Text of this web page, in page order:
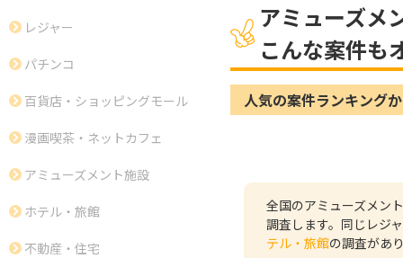
レジャー
パチンコ
百貨店・ショッピングモール
漫画喫茶・ネットカフェ
アミューズメント施設
ホテル・旅館
不動産・住宅
アミューズメ
こんな案件も
人気の案件ランキング
全国のアミューズメン
調査します。同じレジ
テル・旅館の調査があ